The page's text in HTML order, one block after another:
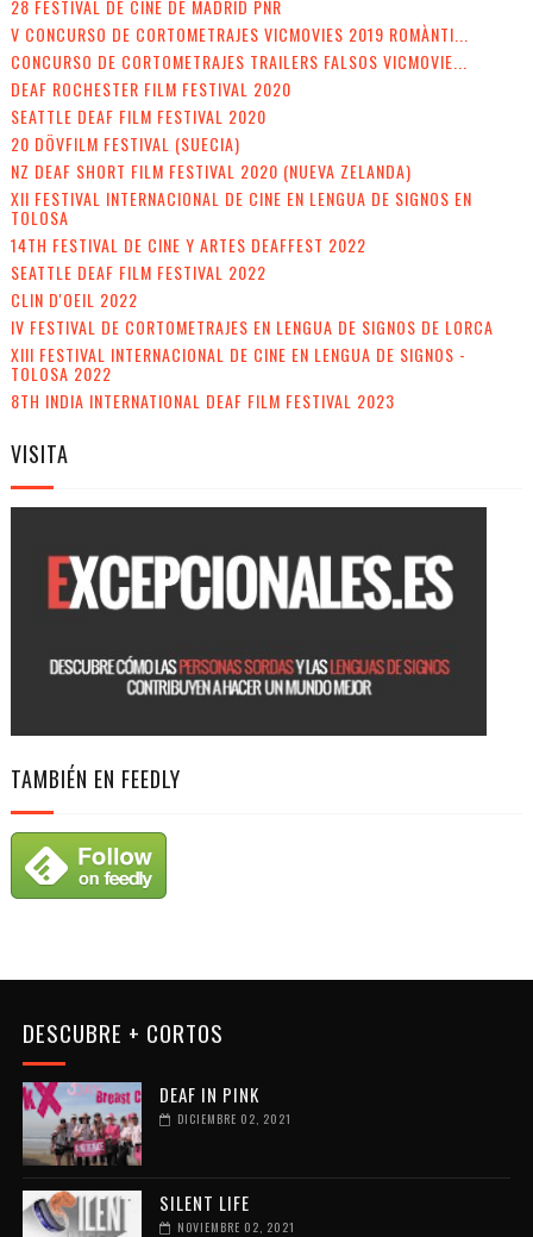
28 FESTIVAL DE CINE DE MADRID PNR
V CONCURSO DE CORTOMETRAJES VICMOVIES 2019 ROMÀNTI...
CONCURSO DE CORTOMETRAJES TRAILERS FALSOS VICMOVIE...
DEAF ROCHESTER FILM FESTIVAL 2020
SEATTLE DEAF FILM FESTIVAL 2020
20 DÖVFILM FESTIVAL (SUECIA)
NZ DEAF SHORT FILM FESTIVAL 2020 (NUEVA ZELANDA)
XII FESTIVAL INTERNACIONAL DE CINE EN LENGUA DE SIGNOS EN
TOLOSA
14TH FESTIVAL DE CINE Y ARTES DEAFFEST 2022
SEATTLE DEAF FILM FESTIVAL 2022
CLIN D'OEIL 2022
IV FESTIVAL DE CORTOMETRAJES EN LENGUA DE SIGNOS DE LORCA
XIII FESTIVAL INTERNACIONAL DE CINE EN LENGUA DE SIGNOS -
TOLOSA 2022
8TH INDIA INTERNATIONAL DEAF FILM FESTIVAL 2023
VISITA
TAMBIÉN EN FEEDLY
DESCUBRE + CORTOS
DEAF IN PINK
DICIEMBRE 02, 2021
SILENT LIFE
NOVIEMBRE 02, 2021